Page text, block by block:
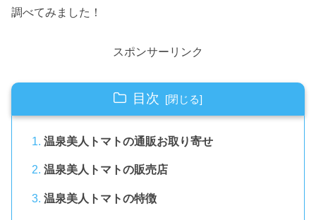
調べてみました！
スポンサーリンク
目次
温泉美人トマトの通販お取り寄せ
温泉美人トマトの販売店
温泉美人トマトの特徴